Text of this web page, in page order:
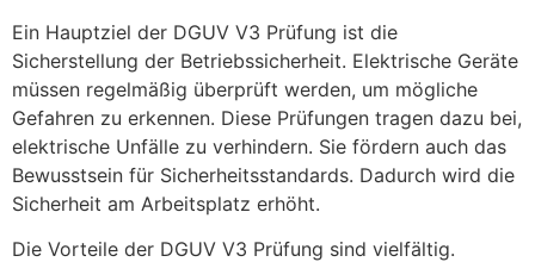
Ein Hauptziel der DGUV V3 Prüfung ist die
Sicherstellung der Betriebssicherheit. Elektrische Geräte
müssen regelmäßig überprüft werden, um mögliche
Gefahren zu erkennen. Diese Prüfungen tragen dazu bei,
elektrische Unfälle zu verhindern. Sie fördern auch das
Bewusstsein für Sicherheitsstandards. Dadurch wird die
Sicherheit am Arbeitsplatz erhöht.
Die Vorteile der DGUV V3 Prüfung sind vielfältig.